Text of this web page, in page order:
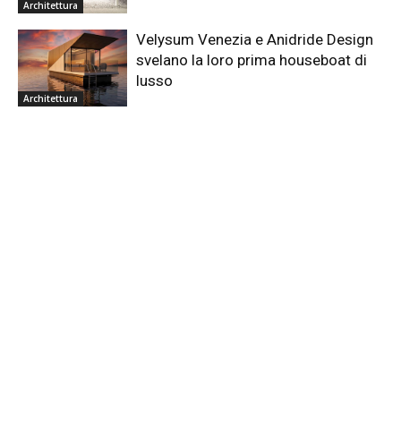
Architettura
Architettura
Velysum Venezia e Anidride Design
svelano la loro prima houseboat di
lusso